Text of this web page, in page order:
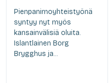
Pienpanimoyhteistyönä
syntyy nyt myös
kansainvälisiä oluita.
Islantlainen Borg
Brygghus ja...